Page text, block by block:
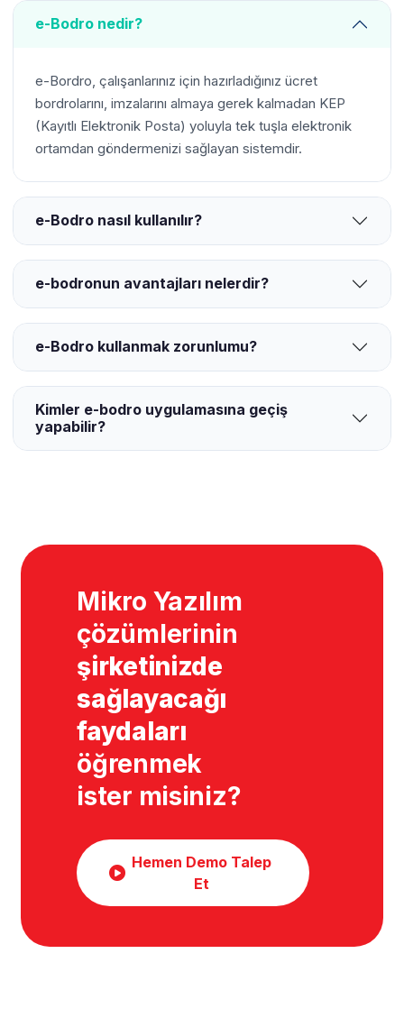
e-Bodro nedir?
e-Bordro, çalışanlarınız için hazırladığınız ücret
bordrolarını, imzalarını almaya gerek kalmadan KEP
(Kayıtlı Elektronik Posta) yoluyla tek tuşla elektronik
ortamdan göndermenizi sağlayan sistemdir.
e-Bodro nasıl kullanılır?
e-bodronun avantajları nelerdir?
e-Bodro kullanmak zorunlumu?
Kimler e-bodro uygulamasına geçiş
yapabilir?
Mikro Yazılım
çözümlerinin
şirketinizde
sağlayacağı
faydaları
öğrenmek
ister misiniz?
Hemen Demo Talep
Et